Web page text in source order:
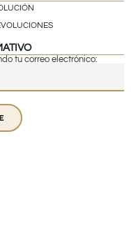
tu correo electrónico: